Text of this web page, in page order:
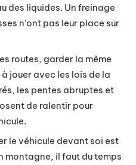
des liquides. Un freinage
n’ont pas leur place sur
routes, garder la même
jouer avec les lois de la
les pentes abruptes et
de ralentir pour
le véhicule devant soi est
montagne, il faut du temps